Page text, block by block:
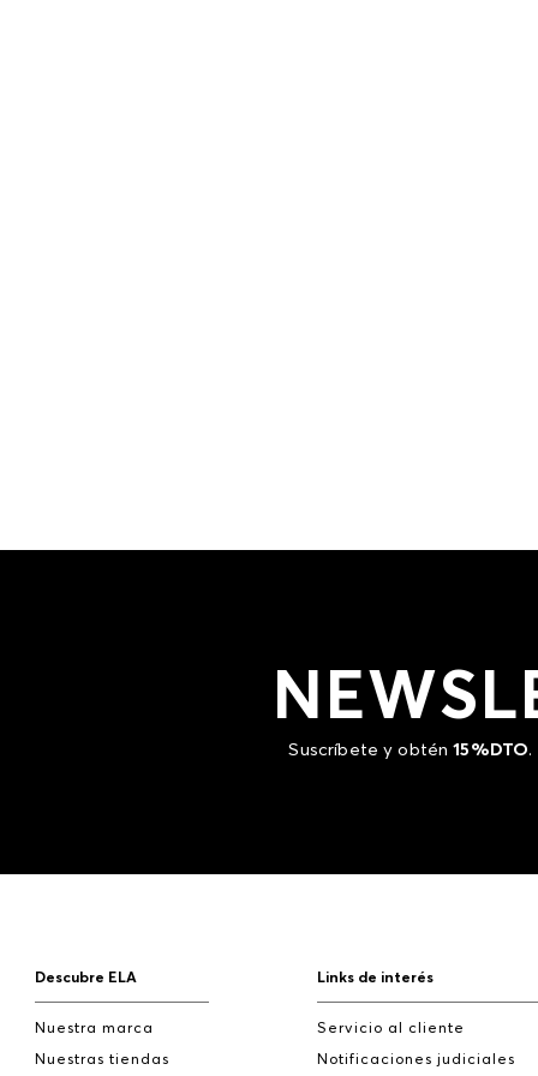
Suscríbete y obtén15%DTO.
Descubre ELA
Nuestra marca
Nuestras tiendas
Links de interés
Servicio al cliente
Notificaciones judiciales